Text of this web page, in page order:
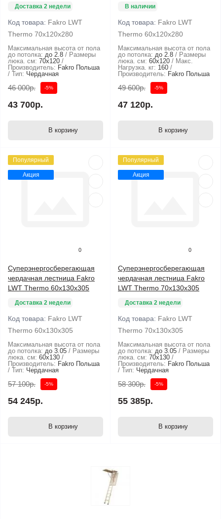
Доставка 2 недели
Код товара: Fakro LWT
Thermo 70x120x280
Максимальная высота от пола
до потолка: до 2.8
Размеры
люка. см: 70x120
Производитель: Fakro Польша
Тип: Чердачная
46 000р. -5%
43 700р.
В корзину
В наличии
Код товара: Fakro LWT
Thermo 60x120x280
Максимальная высота от пола
до потолка: до 2.8
Размеры
люка. см: 60x120
Макс.
Нагрузка. кг: 160
Производитель: Fakro Польша
49 600р. -5%
47 120р.
В корзину
Популярный
Акция
0
Суперэнергосберегающая
чердачная лестница Fakro
LWT Thermo 60x130x305
Доставка 2 недели
Код товара: Fakro LWT
Thermo 60x130x305
Максимальная высота от пола
до потолка: до 3.05
Размеры
люка. см: 60x130
Производитель: Fakro Польша
Тип: Чердачная
57 100р. -5%
54 245р.
В корзину
Популярный
Акция
0
Суперэнергосберегающая
чердачная лестница Fakro
LWT Thermo 70x130x305
Доставка 2 недели
Код товара: Fakro LWT
Thermo 70x130x305
Максимальная высота от пола
до потолка: до 3.05
Размеры
люка. см: 70x130
Производитель: Fakro Польша
Тип: Чердачная
58 300р. -5%
55 385р.
В корзину